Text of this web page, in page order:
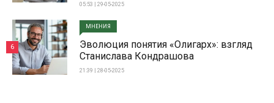
05:53 | 29-05-2025
МНЕНИЯ
Эволюция понятия «Олигарх»: взгляд
Станислава Кондрашова
21:39 | 28-05-2025
6